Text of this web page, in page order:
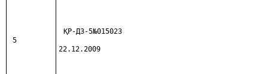
5
ҚР-ДЗ-5№015023
22.12.2009